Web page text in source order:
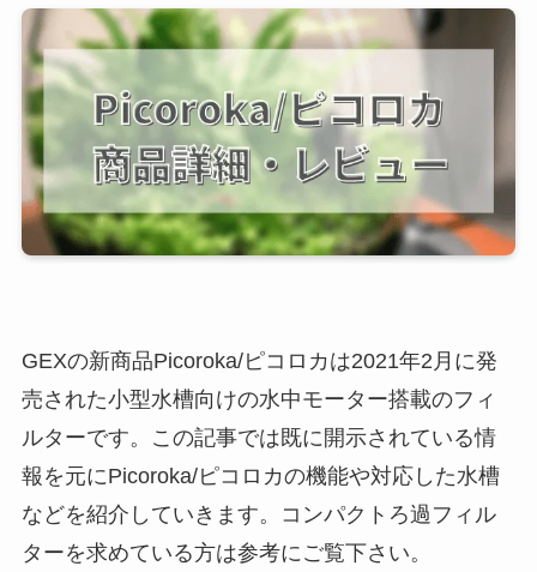
GEXの新商品Picoroka/ピコロカは2021年2月に発
売された小型水槽向けの水中モーター搭載のフィ
ルターです。この記事では既に開示されている情
報を元にPicoroka/ピコロカの機能や対応した水槽
などを紹介していきます。コンパクトろ過フィル
ターを求めている方は参考にご覧下さい。